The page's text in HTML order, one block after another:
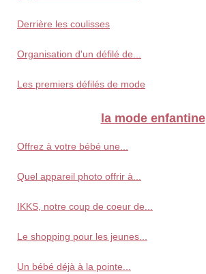
Derrière les coulisses
Organisation d'un défilé de...
Les premiers défilés de mode
la mode enfantine
Offrez à votre bébé une...
Quel appareil photo offrir à...
IKKS, notre coup de coeur de...
Le shopping pour les jeunes...
Un bébé déjà à la pointe...